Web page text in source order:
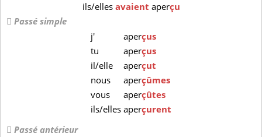
ils/elles avaient aperçu
Passé simple
j'
aperçus
tu
aperçus
il/elle
aperçut
nous
aperçûmes
vous
aperçûtes
ils/ellesaperçurent
Passé antérieur